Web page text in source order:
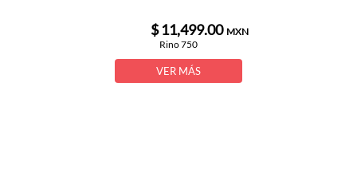
$ 11,499.00 MXN
Rino 750
VER MÁS